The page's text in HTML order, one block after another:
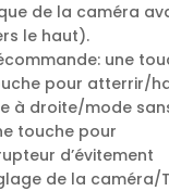
de la caméra
le haut).
une
pour atterrir/
à droite/mode
touche pour
d’évitement
de la caméra/